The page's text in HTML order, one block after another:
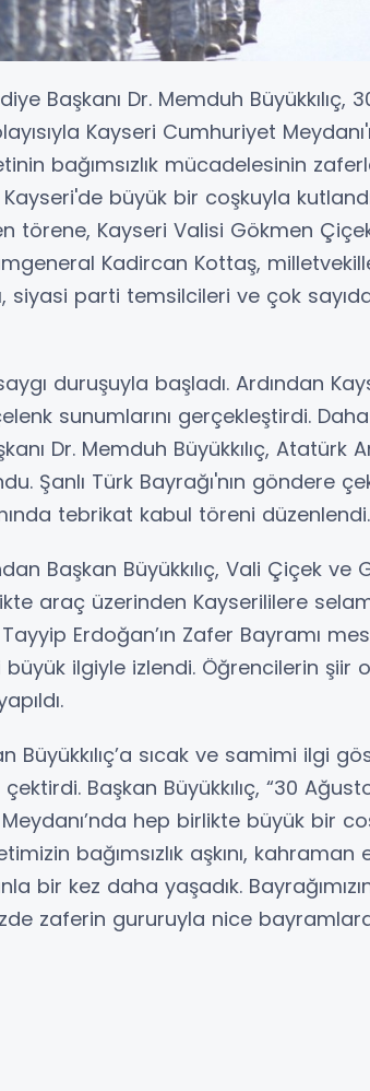
Başkanı Dr. Memduh Büyükkılıç,
Kayseri Cumhuriyet
bağımsızlık mücadelesinin
büyük bir coşkuyla
törene, Kayseri Valisi Gökmen
Kadircan Kottaş,
siyasi parti temsilcileri ve çok
duruşuyla başladı. Ardından
sunumlarını gerçekleştirdi.
Dr. Memduh Büyükkılıç, Atatürk
Şanlı Türk Bayrağı'nın göndere
tebrikat kabul töreni düzenlendi.
Başkan Büyükkılıç, Vali Çiçek ve
araç üzerinden Kayserililere
Erdoğan’ın Zafer Bayramı
ilgiyle izlendi. Öğrencilerin şiir
Büyükkılıç’a sıcak ve samimi ilgi
Başkan Büyükkılıç, “30
Meydanı’nda hep birlikte büyük bir
bağımsızlık aşkını, kahraman
bir kez daha yaşadık.
zaferin gururuyla nice